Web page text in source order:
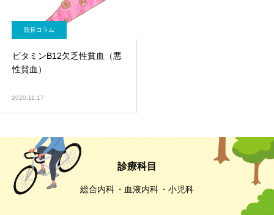
院長コラム
ビタミンB12欠乏性貧血（悪
性貧血）
2020.11.17
診療科目
総合内科 血液内科 小児科